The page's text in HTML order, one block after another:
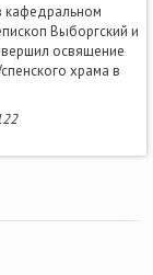
кафедральном
Выборгский и
освящение
храма в